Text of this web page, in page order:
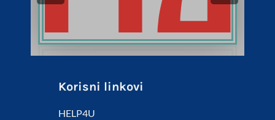
Korisni linkovi
HELP4U